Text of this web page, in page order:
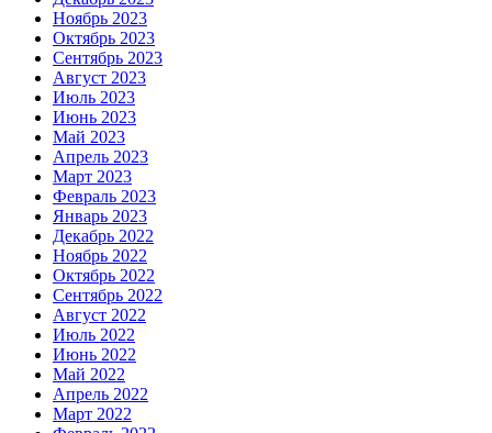
Ноябрь 2023
Октябрь 2023
Сентябрь 2023
Август 2023
Июль 2023
Июнь 2023
Май 2023
Апрель 2023
Март 2023
Февраль 2023
Январь 2023
Декабрь 2022
Ноябрь 2022
Октябрь 2022
Сентябрь 2022
Август 2022
Июль 2022
Июнь 2022
Май 2022
Апрель 2022
Март 2022